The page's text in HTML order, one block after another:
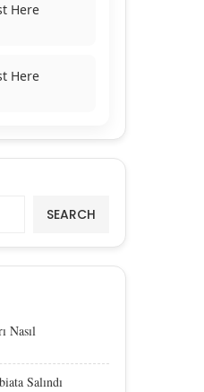
Here
Here
SEARCH
Nasıl
Salındı